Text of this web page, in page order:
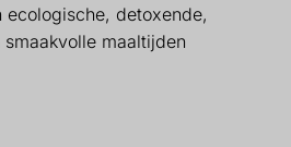
detoxende,
maaltijden